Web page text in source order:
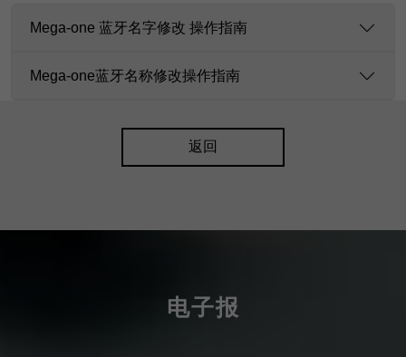
Mega-one 蓝牙名字修改 操作指南
Mega-one蓝牙名称修改操作指南
返回
电子报